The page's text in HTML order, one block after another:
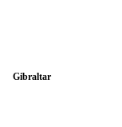
Gibraltar